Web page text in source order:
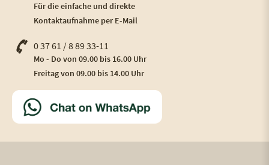
Für die einfache und direkte
Kontaktaufnahme per E-Mail
0 37 61 / 8 89 33-11
Mo - Do von 09.00 bis 16.00 Uhr
Freitag von 09.00 bis 14.00 Uhr